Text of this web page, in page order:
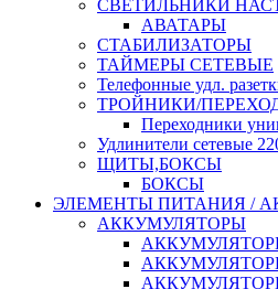
СВЕТИЛЬНИКИ
АВАТАРЫ
СТАБИЛИЗАТОРЫ
ТАЙМЕРЫ СЕТЕВЫЕ
Телефонные удл.
ТРОЙНИКИ/
Переходники
Удлинители сетевые
ЩИТЫ,БОКСЫ
БОКСЫ
ЭЛЕМЕНТЫ ПИТАНИЯ /
АККУМУЛЯТОРЫ
АККУМУЛЯТОРЫ
АККУМУЛЯТОРЫ